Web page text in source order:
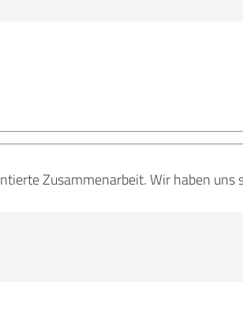
Zusammenarbeit. Wir haben uns